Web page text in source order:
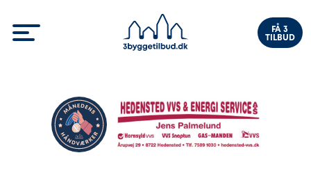
FÅ 3
TILBUD